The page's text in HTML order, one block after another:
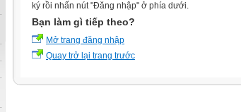
ký rồi nhấn nút "Đăng nhập" ở phía dưới.
Bạn làm gì tiếp theo?
Mở trang đăng nhập
Quay trở lại trang trước